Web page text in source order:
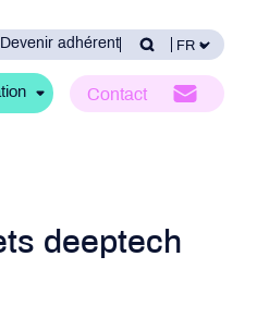
Devenir adhérent
Contact
deeptech